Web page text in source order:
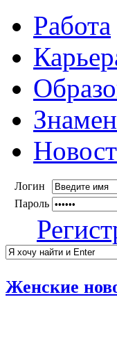
Работа
Логин
Пароль
Женские